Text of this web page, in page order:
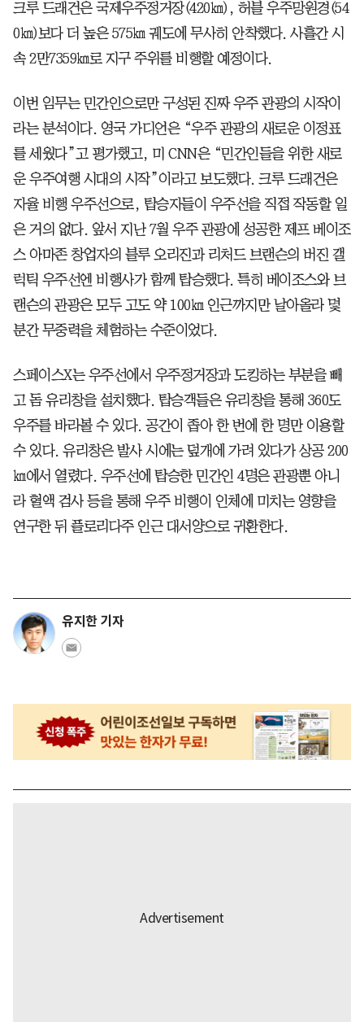
크루 드래건은 국제우주정거장(420㎞), 허블 우주망원경(54
0㎞)보다 더 높은 575㎞ 궤도에 무사히 안착했다. 사흘간 시
속 2만7359㎞로 지구 주위를 비행할 예정이다.
이번 임무는 민간인으로만 구성된 진짜 우주 관광의 시작이
라는 분석이다. 영국 가디언은 “우주 관광의 새로운 이정표
를 세웠다”고 평가했고, 미 CNN은 “민간인들을 위한 새로
운 우주여행 시대의 시작”이라고 보도했다. 크루 드래건은
자율 비행 우주선으로, 탑승자들이 우주선을 직접 작동할 일
은 거의 없다. 앞서 지난 7월 우주 관광에 성공한 제프 베이조
스 아마존 창업자의 블루 오리진과 리처드 브랜슨의 버진 갤
럭틱 우주선엔 비행사가 함께 탑승했다. 특히 베이조스와 브
랜슨의 관광은 모두 고도 약 100㎞ 인근까지만 날아올라 몇
분간 무중력을 체험하는 수준이었다.
스페이스X는 우주선에서 우주정거장과 도킹하는 부분을 빼
고 돔 유리창을 설치했다. 탑승객들은 유리창을 통해 360도
우주를 바라볼 수 있다. 공간이 좁아 한 번에 한 명만 이용할
수 있다. 유리창은 발사 시에는 덮개에 가려 있다가 상공 200
㎞에서 열렸다. 우주선에 탑승한 민간인 4명은 관광뿐 아니
라 혈액 검사 등을 통해 우주 비행이 인체에 미치는 영향을
연구한 뒤 플로리다주 인근 대서양으로 귀환한다.
유지한 기자